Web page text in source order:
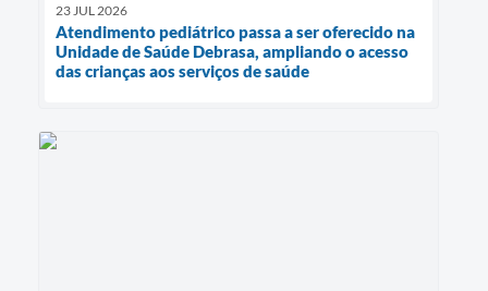
23 JUL 2026
Atendimento pediátrico passa a ser oferecido na
Unidade de Saúde Debrasa, ampliando o acesso
das crianças aos serviços de saúde